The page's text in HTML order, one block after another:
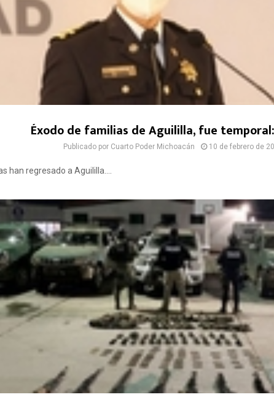
Éxodo de familias de Aguililla, fue
Publicado por Cuarto Poder Michoacán 10 de febrero de
han regresado a Aguililla....